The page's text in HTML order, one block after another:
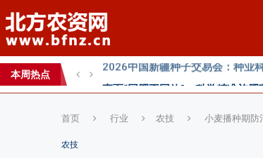
本周热点
直面“同肥不同效”：科学精准施
科学试验铺就增效肥研发路，示
首页 行业 农技 小麦播种期防
农技